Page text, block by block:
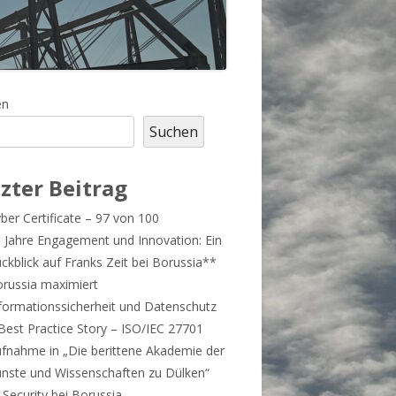
Suchen
Beitrag
Certificate – 97 von 100
Jahre Engagement und Innovation: Ein
auf Franks Zeit bei Borussia**
maximiert
und Datenschutz
Practice Story – ISO/IEC 27701
in „Die berittene Akademie der
und Wissenschaften zu Dülken“